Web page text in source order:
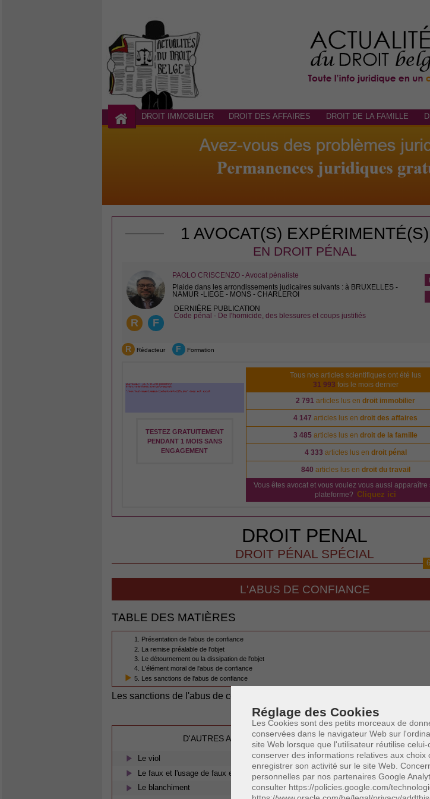
Réglage des Cookies
Les Cookies sont des petits morceaux de
conservées dans le navigateur Web sur
site Web lorsque que l'utilisateur réutilise
conserver des informations relatives aux
enregistrer son activité sur le site Web.
personnelles par nos partenaires Google
consulter https://policies.google.com/
DROIT IMMOBILIER DROIT DES AFFAIRES DROIT DE LA FAMILLE
1 AVOCAT(S) EXPÉRIMENTÉ(S)
EN DROIT PÉNAL
R F
PAOLO CRISCENZO - Avocat pénaliste
Plaide dans les arrondissements judicaires suivants : à BRUXELLES -
NAMUR -LIEGE - MONS - CHARLEROI
DERNIÈRE PUBLICATION
Code pénal - De l'homicide, des blessures et coups justifiés
R Rédacteur F Formation
TESTEZ GRATUITEMENT
PENDANT 1 MOIS SANS
ENGAGEMENT
Tous nos articles scientifiques ont été lus
31 993 fois le mois dernier
2 791 articles lus endroit immobilier
4 147 articles lus endroit des affaires
3 485 articles lus endroit de la famille
4 333 articles lus en droit pénal
840 articles lus en droit du travail
Vous êtes avocat et vous voulez vous aussi apparaître
plateforme? Cliquez ici
DROIT PENAL
DROIT PÉNAL SPÉCIAL
L'ABUS DE CONFIANCE
TABLE DES MATIÈRES
1. Présentation de l'abus de confiance
2. La remise préalable de l'objet
3. Le détournement ou la dissipation de l'objet
4. L'élément moral de l'abus de confiance
5. Les sanctions de l'abus de confiance
Les sanctions de l'abus de confiance
D'AUTRES ARTICLES SUSCEPTIBLES DE VOUS INTERESSER:
Le viol
Le faux et l'usage de faux en écriture
Le blanchiment